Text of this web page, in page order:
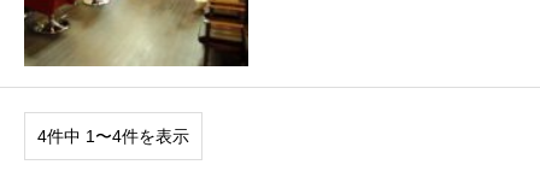
4件中 1〜4件を表示